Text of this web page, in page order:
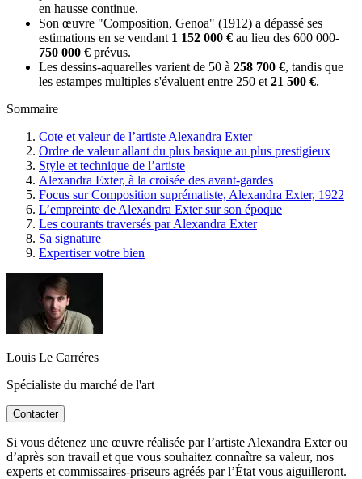
en hausse continue.
Son œuvre "Composition, Genoa" (1912) a dépassé ses
estimations en se vendant 1 152 000 € au lieu des 600 000-
750 000 € prévus.
Les dessins-aquarelles varient de 50 à 258 700 €, tandis que
les estampes multiples s'évaluent entre 250 et 21 500 €.
Sommaire
Cote et valeur de l’artiste Alexandra Exter
Ordre de valeur allant du plus basique au plus prestigieux
Style et technique de l’artiste
Alexandra Exter, à la croisée des avant-gardes
Focus sur Composition suprématiste, Alexandra Exter, 1922
L’empreinte de Alexandra Exter sur son époque
Les courants traversés par Alexandra Exter
Sa signature
Expertiser votre bien
Louis Le Carréres
Spécialiste du marché de l'art
Contacter
Si vous détenez une œuvre réalisée par l’artiste Alexandra Exter ou
d’après son travail et que vous souhaitez connaître sa valeur, nos
experts et commissaires-priseurs agréés par l’État vous aiguilleront.